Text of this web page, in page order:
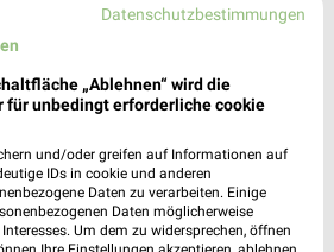
mit Kaffee Bar Traunstein
• Angebote: 5 Prospekte
family Traunstein
Datenschutzbestimmungen
„Ablehnen“ wird die
für unbedingt erforderliche cookie
und/oder greifen auf Informationen auf
IDs in cookie und anderen
Daten zu verarbeiten. Einige
Daten möglicherweise
Um dem zu widersprechen, öffnen